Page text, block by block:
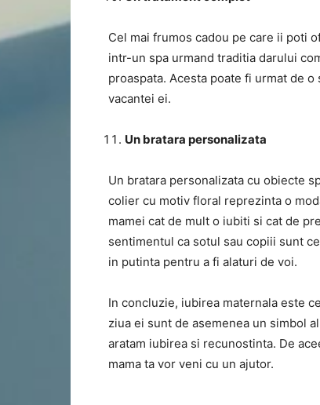
Cel mai frumos cadou pe care ii poti
intr-un spa urmand traditia darului
proaspata. Acesta poate fi urmat de
vacantei ei.
Un bratara personalizata
Un bratara personalizata cu obiecte
colier cu motiv floral reprezinta o
mamei cat de mult o iubiti si cat de
sentimentul ca sotul sau copiii sunt
in putinta pentru a fi alaturi de voi.
In concluzie, iubirea maternala este
ziua ei sunt de asemenea un simbol
aratam iubirea si recunostinta. De
mama ta vor veni cu un ajutor.